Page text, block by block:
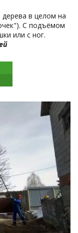
в целом на
С подъёмом
или с ног.